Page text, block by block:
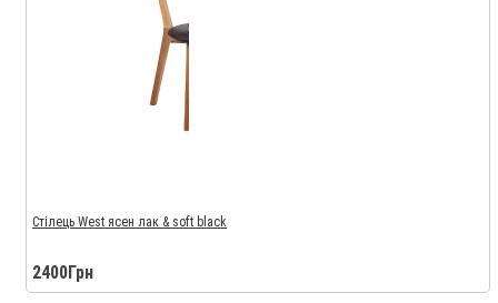
Стілець West ясен лак & soft black
2400Грн